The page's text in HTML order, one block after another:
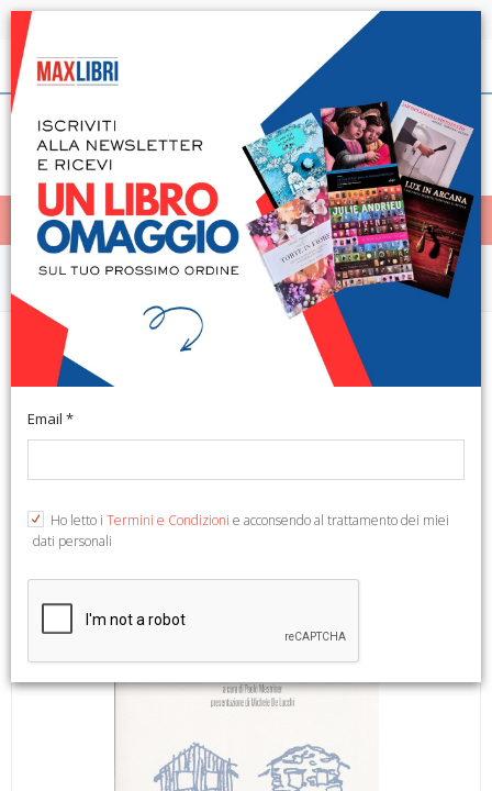
Spedizione in 24h per tutti i libri disponibili
Italiano
< Home
MENÙ
Resistente­Widerstandsfähig.
Costruire senza il verbo avere
Email *
Ho letto i Termini e Condizioni e acconsendo al trattamento dei miei
dati personali